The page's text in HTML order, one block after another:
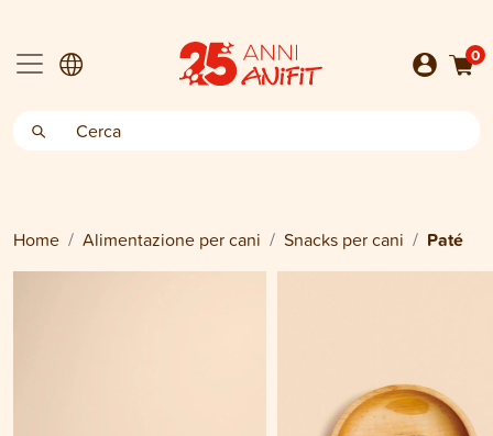
0
Home Alimentazione per cani Snacks per cani Paté